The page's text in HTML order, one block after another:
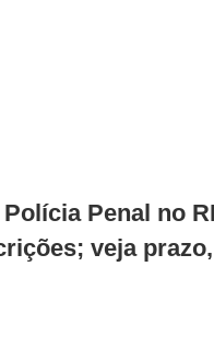
Penal no
veja